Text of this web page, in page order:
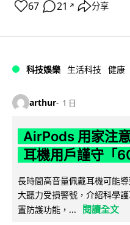
67 21 ↗ 分享
科技娛樂 生活科技 健康
arthur 1 日
AirPods 用家注
耳機用戶謹守「
長時間高音量佩戴耳機可能
大聽力受損警號，介紹科學
置防護功能，...
閱讀全文